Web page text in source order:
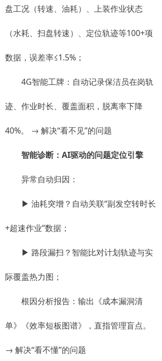
盘工况（转速、油耗）、上装作业状态
（水耗、扫盘转速）、定位轨迹等100+项
数据，误差率≤1.5%；
4G智能工牌：自动记录保洁员在岗轨
迹、作业时长、覆盖面积，脱离率下降
40%。 → 解决“看不见”的问题
智能诊断：AI驱动的问题定位引擎
异常自动归因：
▶ 油耗突增？自动关联“副发空转时长
+超速作业”数据；
▶ 路段漏扫？智能比对计划轨迹与实
际覆盖热力图；
根因分析报告：输出《成本漏洞清
单》《效率短板图谱》，直指管理盲点。
→ 解决“看不懂”的问题